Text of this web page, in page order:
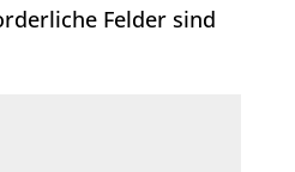
Felder sind